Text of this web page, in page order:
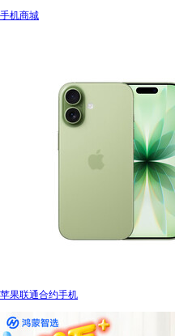
手机商城
苹果联通合约手机